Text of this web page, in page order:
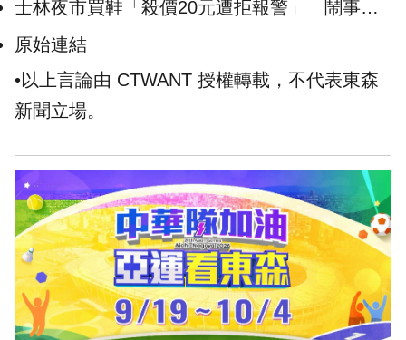
士林夜市買鞋「殺價20元遭拒報警」 鬧事婦
人身分竟是前主播
原始連結
•以上言論由 CTWANT 授權轉載，不代表東森
新聞立場。